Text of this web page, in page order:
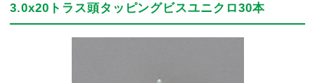
3.0x20トラス頭タッピングビスユニクロ30本